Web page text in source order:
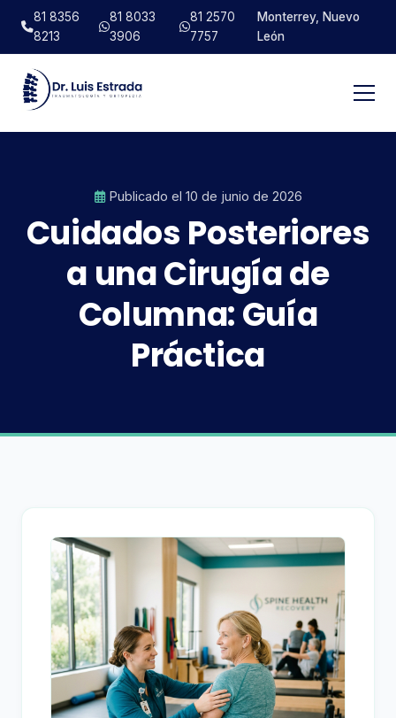
81 8356
8213
81 8033
3906
81 2570
7757
Monterrey, Nuevo
León
Publicado el 10 de junio de 2026
Cuidados Posteriores
a una Cirugía de
Columna: Guía
Práctica